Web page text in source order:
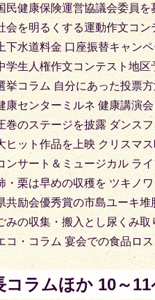
民健康保険運営協議会委員を
会を明るくする運動作文コ
上下水道料金 口座振替キャン
学生人権作文コンテスト地区
挙コラム 自分にあった投票
康センターミルネ 健康講演
巻のステージを披露 ダンス
ヒット作品を上映 クリスマ
ンサート＆ミュージカル ラ
・栗は早めの収穫を ツキノ
共励会優秀賞の市島ユーキ堆
みの収集・搬入とし尿くみ
コ・コラム 宴会での食品ロス
コラムほか 10～